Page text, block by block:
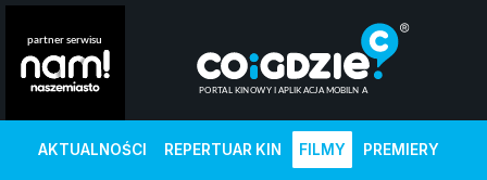
AKTUALNOŚCI REPERTUAR KIN FILMY PREMIERY